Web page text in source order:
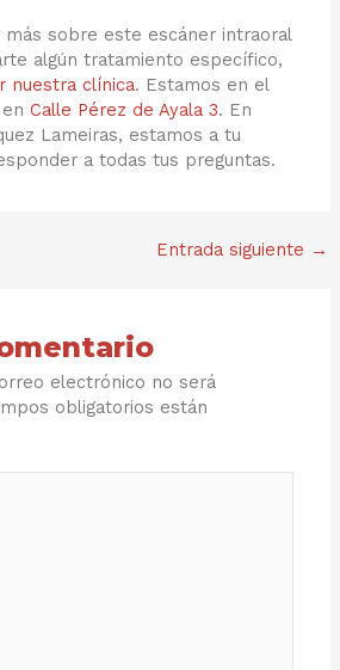
más sobre este escáner intraoral
algún tratamiento específico,
nuestra clínica. Estamos en el
Calle Pérez de Ayala 3. En
Lameiras, estamos a tu
a todas tus preguntas.
Entrada siguiente →
electrónico no será
obligatorios están